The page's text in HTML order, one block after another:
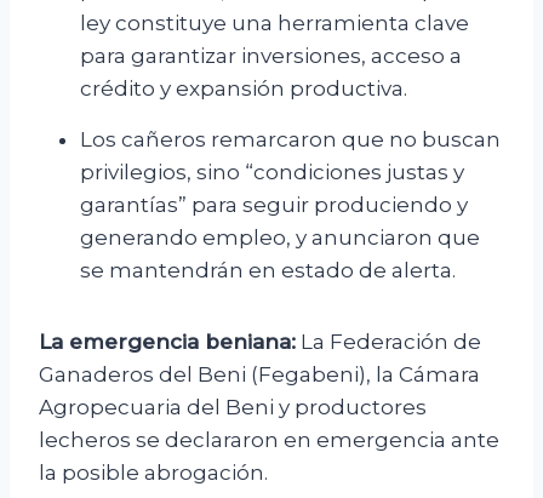
ley constituye una herramienta clave
para garantizar inversiones, acceso a
crédito y expansión productiva.
Los cañeros remarcaron que no buscan
privilegios, sino “condiciones justas y
garantías” para seguir produciendo y
generando empleo, y anunciaron que
se mantendrán en estado de alerta.
La emergencia beniana: La Federación de
Ganaderos del Beni (Fegabeni), la Cámara
Agropecuaria del Beni y productores
lecheros se declararon en emergencia ante
la posible abrogación.